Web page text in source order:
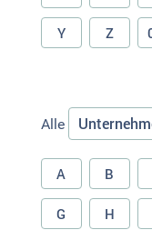
Y Z
Alle
A B
G H